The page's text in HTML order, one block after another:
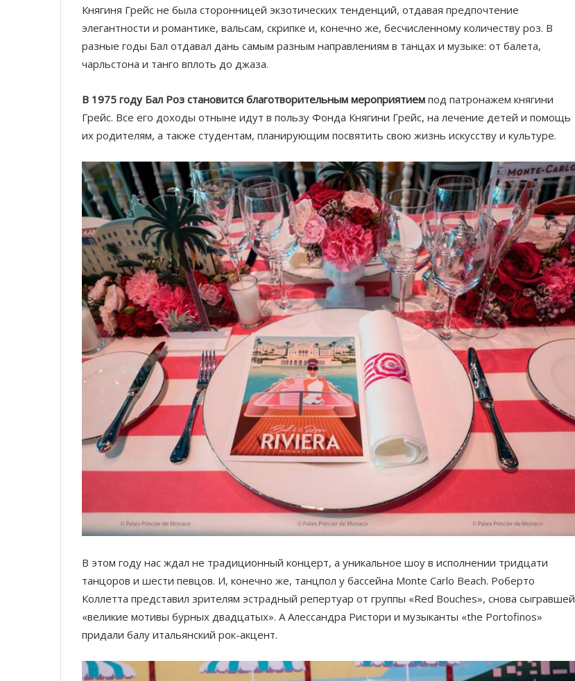
Княгиня Грейс не была сторонницей экзотических тенденций, отдавая предпочтение
элегантности и романтике, вальсам, скрипке и, конечно же, бесчисленному количеству роз. В
разные годы Бал отдавал дань самым разным направлениям в танцах и музыке: от балета,
чарльстона и танго вплоть до джаза.
В 1975 году Бал Роз становится благотворительным мероприятием под патронажем княгини
Грейс. Все его доходы отныне идут в пользу Фонда Княгини Грейс, на лечение детей и помощь
их родителям, а также студентам, планирующим посвятить свою жизнь искусству и культуре.
В этом году нас ждал не традиционный концерт, а уникальное шоу в исполнении тридцати
танцоров и шести певцов. И, конечно же, танцпол у бассейна Monte Carlo Beach. Роберто
Коллетта представил зрителям эстрадный репертуар от группы «Red Bouches», снова сыгравшей
«великие мотивы бурных двадцатых». А Алессандра Ристори и музыканты «the Portofinos»
придали балу итальянский рок-акцент.